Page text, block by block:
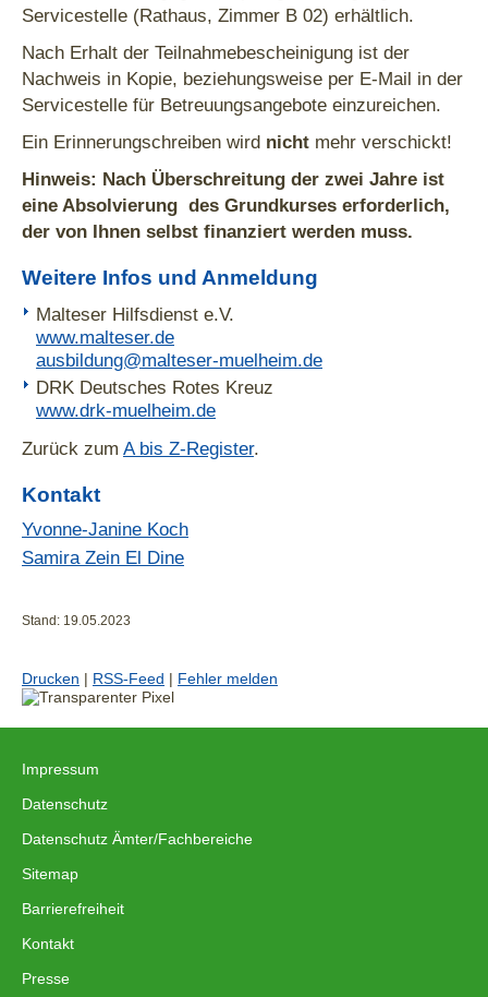
Servicestelle (Rathaus, Zimmer B 02) erhältlich.
Nach Erhalt der Teilnahmebescheinigung ist der
Nachweis in Kopie, beziehungsweise per E-Mail in der
Servicestelle für Betreuungsangebote einzureichen.
Ein Erinnerungschreiben wird nicht mehr verschickt!
Hinweis: Nach Überschreitung der zwei Jahre ist
eine Absolvierung des Grundkurses erforderlich,
der von Ihnen selbst finanziert werden muss.
Weitere Infos und Anmeldung
Malteser Hilfsdienst e.V.
www.malteser.de
ausbildung@malteser-muelheim.de
DRK Deutsches Rotes Kreuz
www.drk-muelheim.de
Zurück zum A bis Z-Register.
Kontakt
Yvonne-Janine Koch
Samira Zein El Dine
Stand: 19.05.2023
Drucken | RSS-Feed | Fehler melden
Impressum
Datenschutz
Datenschutz Ämter/Fachbereiche
Sitemap
Barrierefreiheit
Kontakt
Presse